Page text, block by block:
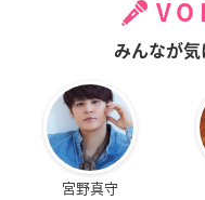
みんなが
宮野真守